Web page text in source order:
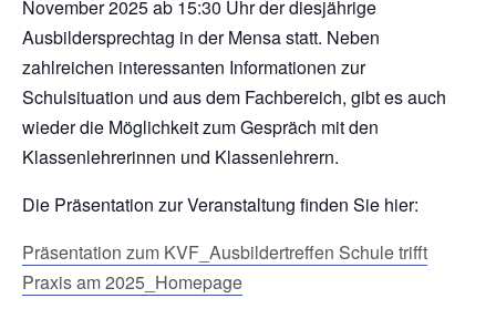
November 2025 ab 15:30 Uhr der diesjährige
Ausbildersprechtag in der Mensa statt. Neben
zahlreichen interessanten Informationen zur
Schulsituation und aus dem Fachbereich, gibt es auch
wieder die Möglichkeit zum Gespräch mit den
Klassenlehrerinnen und Klassenlehrern.
Die Präsentation zur Veranstaltung finden Sie hier:
Präsentation zum KVF_Ausbildertreffen Schule trifft
Praxis am 2025_Homepage